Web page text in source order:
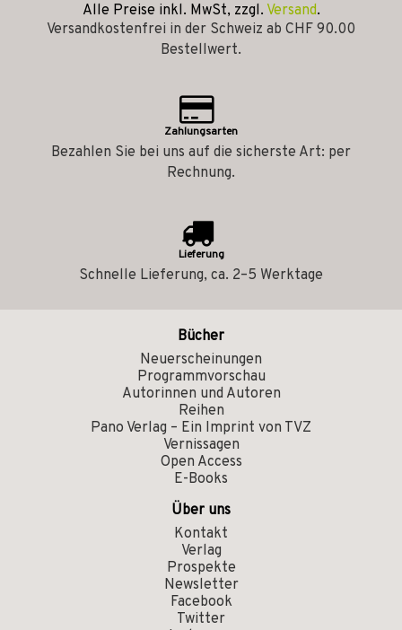
Alle Preise inkl. MwSt, zzgl. Versand.
Versandkostenfrei in der Schweiz ab CHF 90.00
Bestellwert.
Zahlungsarten
Bezahlen Sie bei uns auf die sicherste Art: per
Rechnung.
Lieferung
Schnelle Lieferung, ca. 2–5 Werktage
Bücher
Neuerscheinungen
Programmvorschau
Autorinnen und Autoren
Reihen
Pano Verlag – Ein Imprint von TVZ
Vernissagen
Open Access
E-Books
Über uns
Kontakt
Verlag
Prospekte
Newsletter
Facebook
Twitter